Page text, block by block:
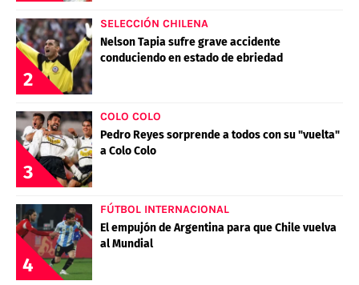
SERIE A
LA LIGA
QUIENES SOMOS
TÉRMINOS Y CONDICIONES
AGENDA
POLÍTICAS DE PRIVACIDAD
POLÍTICA EDITORIAL
PUBLICIDAD / ADS
CONTACTO
AD CHOICES
ENTREVISTAS
UNIVERSIDAD DE CHILE
TABLA DE POSICIONES
APUESTAS
2
SELECCIÓN CHILENA
Nelson Tapia sufre grave accidente
conduciendo en estado de ebriedad
3
COLO COLO
Pedro Reyes sorprende a todos con su "vuelta"
a Colo Colo
4
FÚTBOL INTERNACIONAL
El empujón de Argentina para que Chile vuelva
al Mundial